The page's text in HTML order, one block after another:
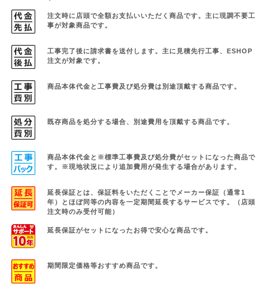
注文時に店頭で全額お支払いいただく商品です。主に現調不要工
事が対象商品です。
工事完了後に請求書を送付します。主に見積先行工事、ESHOP
注文が対象です。
商品本体代金と工事費及び処分費は別途頂戴する商品です。
既存商品を処分する場合、別途費用を頂戴する商品です。
商品本体代金と※標準工事費及び処分費がセットになった商品で
す。 ※現地状況により追加費用が発生する場合があります。
延長保証とは、保証料をいただくことでメーカー保証（通常1
年）とほぼ同等の内容を一定期間延長するサービスです。（店頭
注文時のみ受付可能）
延長保証がセットになったお得で安心な商品です。
期間限定価格等おすすめ商品です。